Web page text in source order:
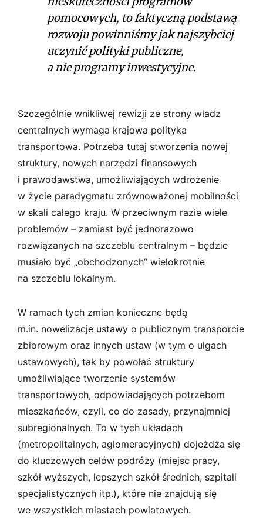
pomocowych, to faktyczną podstawą
rozwoju powinniśmy jak najszybciej
uczynić polityki publiczne,
a nie programy inwestycyjne.
Szczególnie wnikliwej rewizji ze strony władz
centralnych wymaga krajowa polityka
transportowa. Potrzeba tutaj stworzenia nowej
struktury, nowych narzędzi finansowych
i prawodawstwa, umożliwiających wdrożenie
w życie paradygmatu zrównoważonej mobilności
w skali całego kraju. W przeciwnym razie wiele
problemów – zamiast być jednorazowo
rozwiązanych na szczeblu centralnym – będzie
musiało być „obchodzonych” wielokrotnie
na szczeblu lokalnym.
W ramach tych zmian konieczne będą
m.in. nowelizacje ustawy o publicznym transporcie
zbiorowym oraz innych ustaw (w tym o ulgach
ustawowych), tak by powołać struktury
umożliwiające tworzenie systemów
transportowych, odpowiadających potrzebom
mieszkańców, czyli, co do zasady, przynajmniej
subregionalnych. To w tych układach
(metropolitalnych, aglomeracyjnych) dojeżdża się
do kluczowych celów podróży (miejsc pracy,
szkół wyższych, lepszych szkół średnich, szpitali
specjalistycznych itp.), które nie znajdują się
we wszystkich miastach powiatowych.